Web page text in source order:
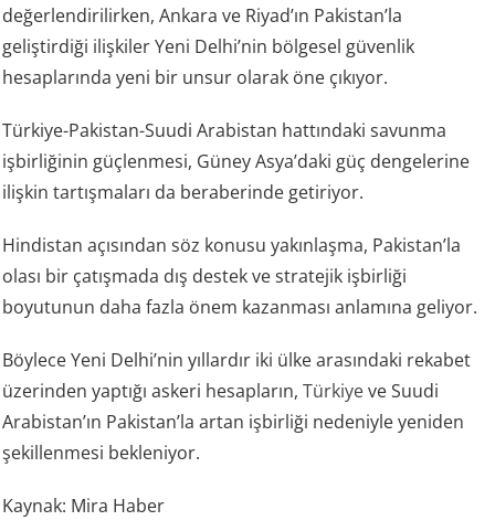
değerlendirilirken, Ankara ve Riyad’ın Pakistan’la
geliştirdiği ilişkiler Yeni Delhi’nin bölgesel güvenlik
hesaplarında yeni bir unsur olarak öne çıkıyor.
Türkiye-Pakistan-Suudi Arabistan hattındaki savunma
işbirliğinin güçlenmesi, Güney Asya’daki güç dengelerine
ilişkin tartışmaları da beraberinde getiriyor.
Hindistan açısından söz konusu yakınlaşma, Pakistan’la
olası bir çatışmada dış destek ve stratejik işbirliği
boyutunun daha fazla önem kazanması anlamına geliyor.
Böylece Yeni Delhi’nin yıllardır iki ülke arasındaki rekabet
üzerinden yaptığı askeri hesapların,Türkiyeve Suudi
Arabistan’ın Pakistan’la artan işbirliği nedeniyle yeniden
şekillenmesi bekleniyor.
Kaynak: Mira Haber